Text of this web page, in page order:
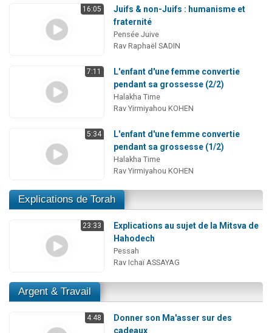
16:05
Juifs & non-Juifs : humanisme et
fraternité
Pensée Juive
Rav Raphaël SADIN
7:11
L'enfant d'une femme convertie
pendant sa grossesse (2/2)
Halakha Time
Rav Yirmiyahou KOHEN
5:34
L'enfant d'une femme convertie
pendant sa grossesse (1/2)
Halakha Time
Rav Yirmiyahou KOHEN
Explications de Torah
23:33
Explications au sujet de la Mitsva de
Hahodech
Pessah
Rav Ichaï ASSAYAG
Argent & Travail
4:48
Donner son Ma'asser sur des
cadeaux